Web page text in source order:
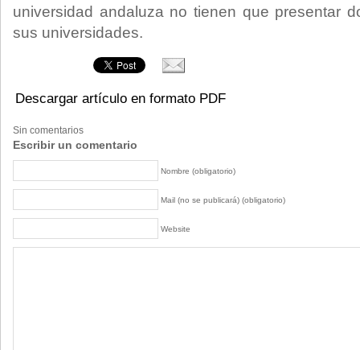
universidad andaluza no tienen que presentar
sus universidades.
Descargar artículo en formato PDF
Sin comentarios
Escribir un comentario
Nombre (obligatorio)
Mail (no se publicará) (obligatorio)
Website